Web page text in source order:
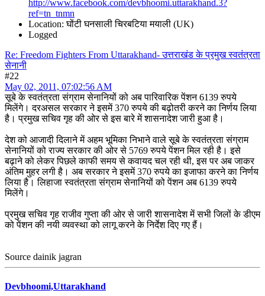
http://www.facebook.com/devbhoomi.uttarakhand.3?
ref=tn_tnmn
Location: घोंटी घनसाली चिरबटिया मयाली (UK)
Logged
Re: Freedom Fighters From Uttarakhand- उत्तराखंड के प्रमुख स्वतंत्रता
सेनानी
#22
May 02, 2011, 07:02:56 AM
सूबे के स्वतंत्रता संग्राम सेनानियों को अब पारिवारिक पेंशन 6139 रुपये
मिलेंगे। दरअसल सरकार ने इसमें 370 रुपये की बढ़ोतरी करने का निर्णय लिया
है। प्रमुख सचिव गृह की ओर से इस बारे में शासनादेश जारी हुआ है।
देश को आजादी दिलाने में अहम भूमिका निभाने वाले सूबे के स्वतंत्रता संग्राम
सेनानियों को राज्य सरकार की ओर से 5769 रुपये पेंशन मिल रही है। इसे
बढ़ाने को लेकर पिछले काफी समय से कवायद चल रही थी, इस पर अब जाकर
अंतिम मुहर लगी है। अब सरकार ने इसमें 370 रुपये का इजाफा करने का निर्णय
लिया है। लिहाजा स्वतंत्रता संग्राम सेनानियों को पेंशन अब 6139 रुपये
मिलेंगे।
प्रमुख सचिव गृह राजीव गुप्ता की ओर से जारी शासनादेश में सभी जिलों के डीएम
को पेंशन की नयी व्यवस्था को लागू करने के निर्देश दिए गए हैं।
Source dainik jagran
Devbhoomi,Uttarakhand